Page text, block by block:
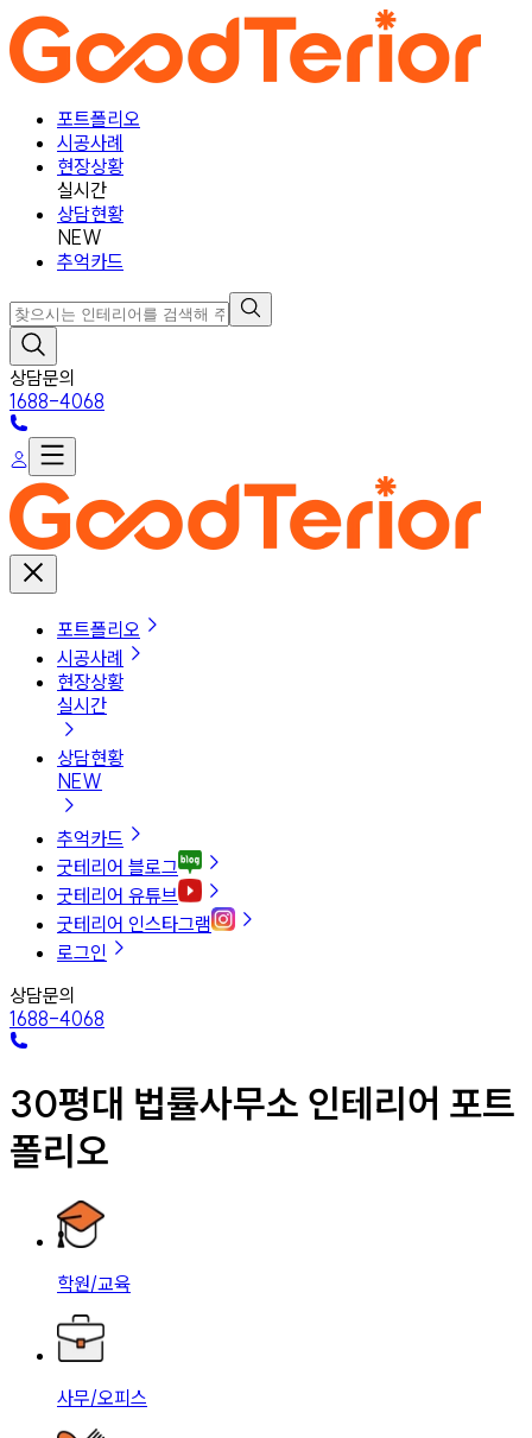
포트폴리오
시공사례
현장상황
실시간
상담현황
NEW
추억카드
상담문의
1688-4068
포트폴리오
시공사례
현장상황
실시간
상담현황
NEW
추억카드
굿테리어 블로그
굿테리어 유튜브
굿테리어 인스타그램
로그인
상담문의
1688-4068
30평대 법률사무소 인테리어 포트
폴리오
학원/교육
사무/오피스